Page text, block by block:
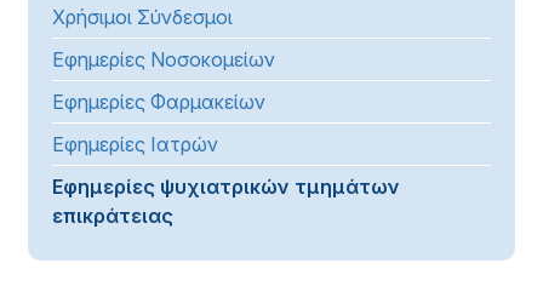
Χρήσιμοι Σύνδεσμοι
Εφημερίες Νοσοκομείων
Εφημερίες Φαρμακείων
Εφημερίες Ιατρών
Εφημερίες ψυχιατρικών τμημάτων
επικράτειας